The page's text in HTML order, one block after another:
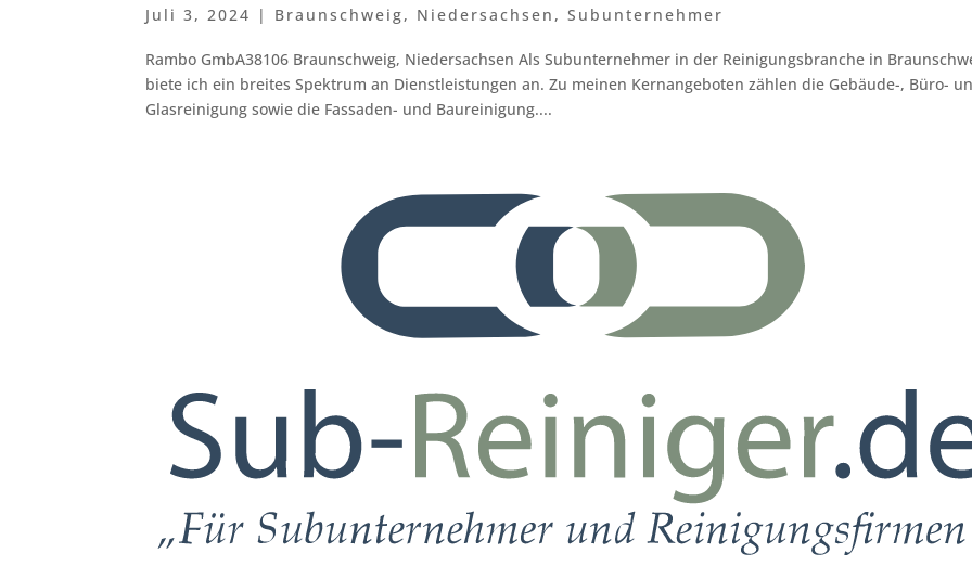
Juli 3, 2024 | Braunschweig, Niedersachsen ,Subunternehmer
Rambo GmbA38106 Braunschweig, Niedersachsen Als Subunternehmer in der Reinigungsbranche in
biete ich ein breites Spektrum an Dienstleistungen an. Zu meinen Kernangeboten zählen die Gebäude-, Büro-
Glasreinigung sowie die Fassaden- und Baureinigung....